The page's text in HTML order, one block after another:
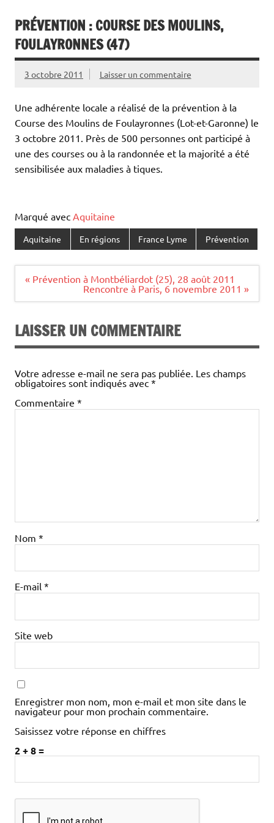
PRÉVENTION : COURSE DES MOULINS,
FOULAYRONNES (47)
3 octobre 2011 Laisser un commentaire
Une adhérente locale a réalisé de la prévention à la
Course des Moulins de Foulayronnes (Lot-et-Garonne) le
3 octobre 2011. Près de 500 personnes ont participé à
une des courses ou à la randonnée et la majorité a été
sensibilisée aux maladies à tiques.
Marqué avec Aquitaine
Aquitaine En régions France Lyme Prévention
Navigation
« Prévention à Montbéliardot (25), 28 août 2011
Rencontre à Paris, 6 novembre 2011 »
LAISSER UN COMMENTAIRE
Votre adresse e-mail ne sera pas publiée. Les champs
obligatoires sont indiqués avec *
Commentaire *
Nom *
E-mail *
Site web
Enregistrer mon nom, mon e-mail et mon site dans le
navigateur pour mon prochain commentaire.
Saisissez votre réponse en chiffres
2 + 8 =